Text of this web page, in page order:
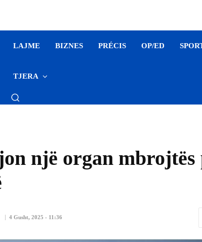
LAJME BIZNES PRÉCIS OP/ED
TJERA
një organ mbrojtës
4 Gusht, 2025 - 11:36